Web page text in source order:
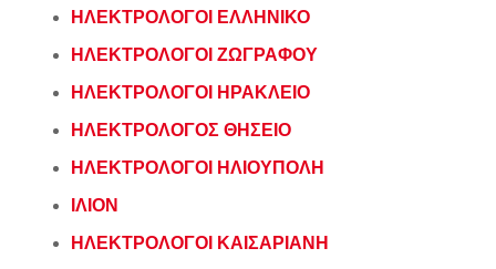
ΗΛΕΚΤΡΟΛΟΓΟΙ ΕΛΛΗΝΙΚΟ
ΗΛΕΚΤΡΟΛΟΓΟΙ ΖΩΓΡΑΦΟΥ
ΗΛΕΚΤΡΟΛΟΓΟΙ ΗΡΑΚΛΕΙΟ
ΗΛΕΚΤΡΟΛΟΓΟΣ ΘΗΣΕΙΟ
ΗΛΕΚΤΡΟΛΟΓΟΙ ΗΛΙΟΥΠΟΛΗ
ΙΛΙΟΝ
ΗΛΕΚΤΡΟΛΟΓΟΙ ΚΑΙΣΑΡΙΑΝΗ